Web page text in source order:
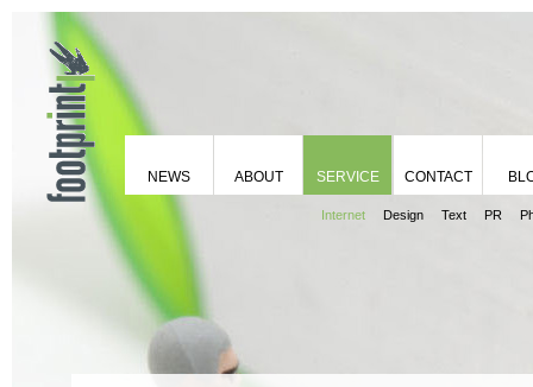
NEWS ABOUT SERVICE
Internet Design Text PR
CONTACT